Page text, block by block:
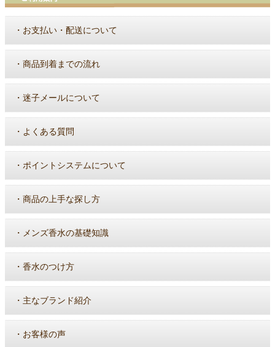
・ お支払い・配送について
・ 商品到着までの流れ
・ 迷子メールについて
・ よくある質問
・ ポイントシステムについて
・ 商品の上手な探し方
・ メンズ香水の基礎知識
・ 香水のつけ方
・ 主なブランド紹介
・ お客様の声